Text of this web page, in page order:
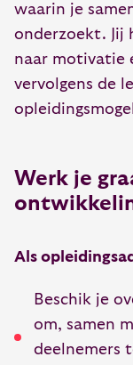
waarin je
onderzoekt. Jij
naar motivatie
vervolgens de
Werk je
Als
Beschik je
om, samen
deelnemers